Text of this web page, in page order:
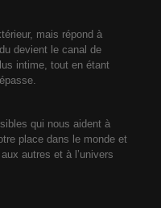
mais répond à
devient le canal de
intime, tout en étant
qui nous aident à
place dans le monde et
autres et à l’univers